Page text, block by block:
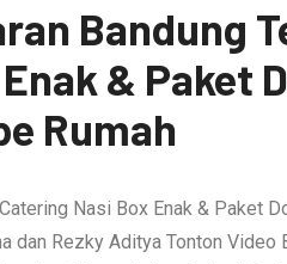
Bandung
& Paket
Rumah
Nasi Box Enak & Paket
dan Rezky Aditya Tonton Video